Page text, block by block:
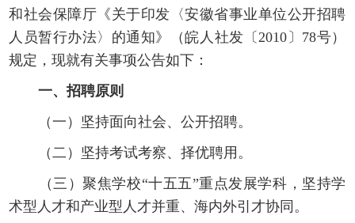
和社会保障厅《关于印发〈安徽省事业单位公开招聘
人员暂行办法〉的通知》（皖人社发〔2010〕78号）
规定，现就有关事项公告如下：
一、招聘原则
（一）坚持面向社会、公开招聘。
（二）坚持考试考察、择优聘用。
（三）聚焦学校“十五五”重点发展学科，坚持学
术型人才和产业型人才并重、海内外引才协同。